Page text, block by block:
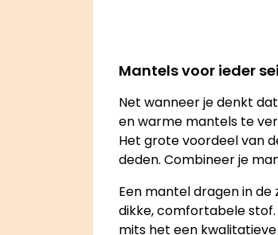
Mantels voor ieder
Net wanneer je denkt
en warme mantels te
Het grote voordeel van
deden. Combineer je
Een mantel dragen in
dikke, comfortabele
mits het een